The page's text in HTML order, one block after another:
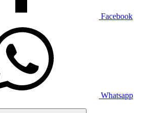
Facebook
Whatsapp